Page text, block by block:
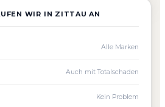
WIR IN ZITTAU AN
Alle Marken
Auch mit Totalschaden
Kein Problem